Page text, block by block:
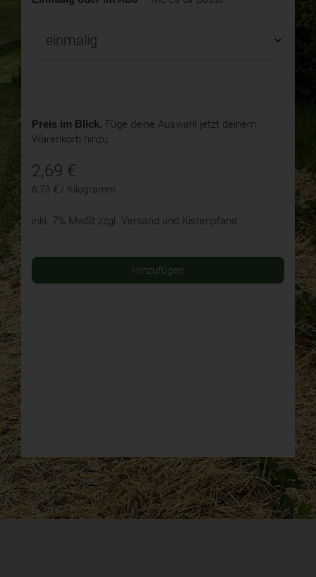
Preis im Blick. Füge deine Auswahl jetzt deinem
Warenkorb hinzu.
2,69 €
6,73 € / Kilogramm
inkl. 7% MwSt zzgl. Versand und Kistenpfand
Hinzufügen